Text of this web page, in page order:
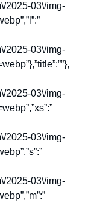
2025-03\/img-
2025-03\/img-
2025-03\/img-
2025-03\/img-
2025-03\/img-